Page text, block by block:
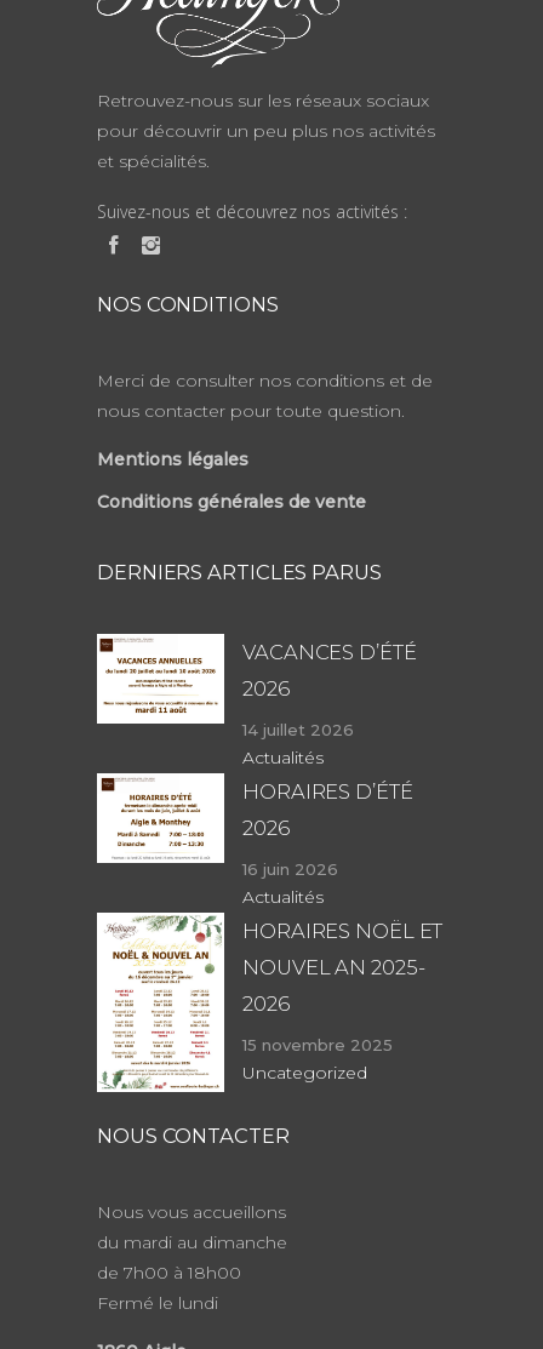
Retrouvez-nous sur les réseaux sociaux
pour découvrir un peu plus nos activités
et spécialités.
Suivez-nous et découvrez nos activités :
NOS CONDITIONS
Merci de consulter nos conditions et de
nous contacter pour toute question.
Mentions légales
Conditions générales de vente
DERNIERS ARTICLES PARUS
VACANCES D’ÉTÉ
2026
14 juillet 2026
Actualités
HORAIRES D’ÉTÉ
2026
16 juin 2026
Actualités
HORAIRES NOËL ET
NOUVEL AN 2025-
2026
15 novembre 2025
Uncategorized
NOUS CONTACTER
Nous vous accueillons
du mardi au dimanche
de 7h00 à 18h00
Fermé le lundi